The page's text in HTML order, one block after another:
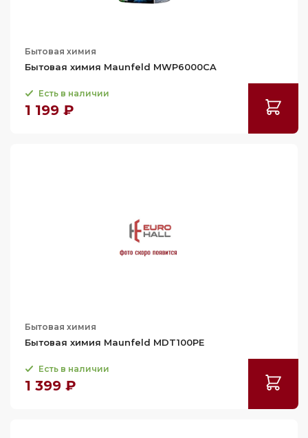
Бытовая химия
Бытовая химия Maunfeld MWP6000CA
Есть в наличии
1 199 ₽
Бытовая химия
Бытовая химия Maunfeld MDT100PE
Есть в наличии
1 399 ₽